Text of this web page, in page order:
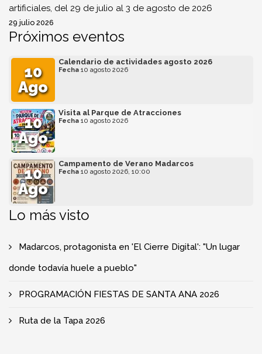
artificiales, del 29 de julio al 3 de agosto de 2026
29 julio 2026
Próximos eventos
10
Ago
Calendario de actividades agosto 2026
Fecha 10 agosto 2026
10
Ago
Visita al Parque de Atracciones
Fecha 10 agosto 2026
10
Ago
Campamento de Verano Madarcos
Fecha 10 agosto 2026, 10:00
Lo más visto
Madarcos, protagonista en 'El Cierre Digital': "Un lugar
donde todavía huele a pueblo"
PROGRAMACIÓN FIESTAS DE SANTA ANA 2026
Ruta de la Tapa 2026